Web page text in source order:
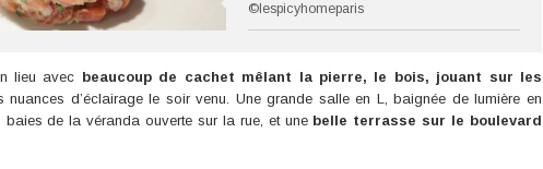
©lespicyhomeparis
lieu avec beaucoup de cachet mêlant la pierre, le bois, jouant sur les
nuances d’éclairage le soir venu. Une grande salle en L, baignée de lumière en
de la véranda ouverte sur la rue, et une belle terrasse sur le boulevard